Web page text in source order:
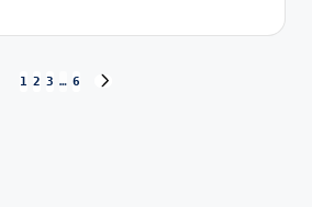
1 2 3 … 6